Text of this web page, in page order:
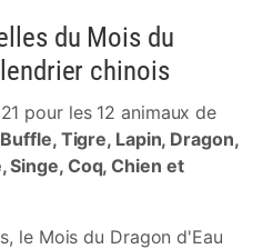
du Mois du
chinois
pour les 12 animaux de
Tigre, Lapin, Dragon,
Singe, Coq, Chien et
le Mois du Dragon d'Eau